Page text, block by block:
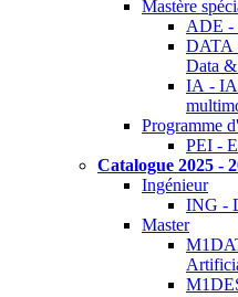
Mastère
ADE -
DATA
Data
IA - IA
Programme
PEI -
Catalogue 2025 -
Ingénieur
ING -
Master